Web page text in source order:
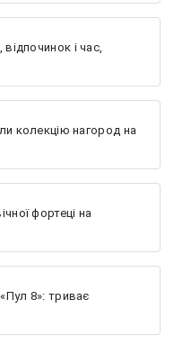
і час,
колекцію нагород на
фортеці на
8»: триває